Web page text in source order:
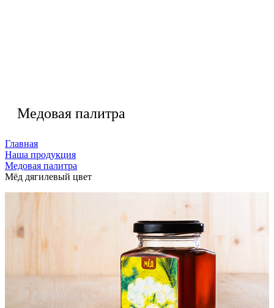
Медовая палитра
Главная
Наша продукция
Медовая палитра
Мёд дягилевый цвет